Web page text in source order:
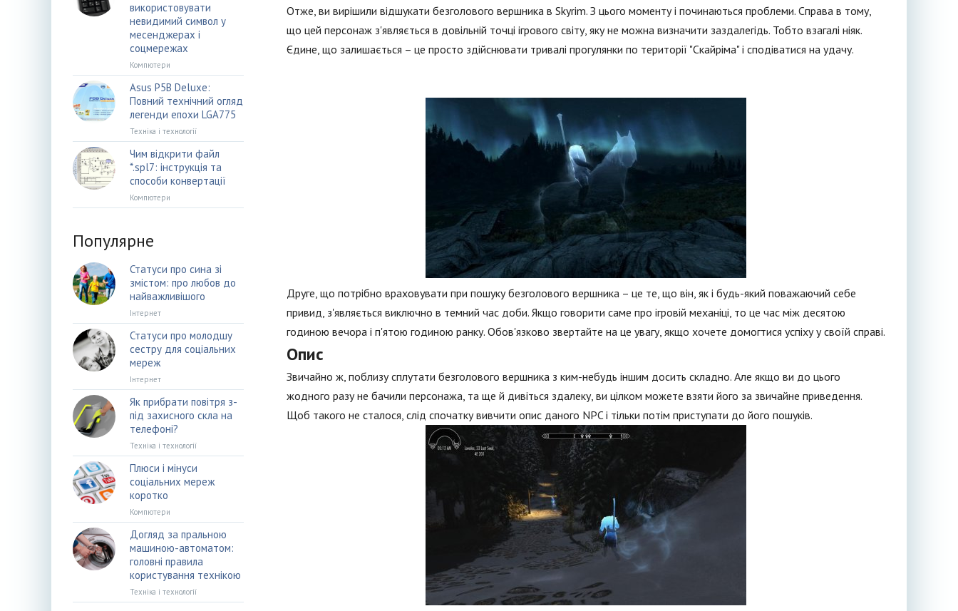
Отже, ви вирішили відшукати безголового вершника в Skyrim. З цього моменту і починаються проблеми. Справа в тому,
що цей персонаж з'являється в довільній точці ігрового світу, яку не можна визначити заздалегідь. Тобто взагалі ніяк.
Єдине, що залишається – це просто здійснювати тривалі прогулянки по території "Скайріма" і сподіватися на удачу.
Друге, що потрібно враховувати при пошуку безголового вершника – це те, що він, як і будь-який поважаючий себе
привид, з'являється виключно в темний час доби. Якщо говорити саме про ігровій механіці, то це час між десятою
годиною вечора і п'ятою годиною ранку. Обов'язково звертайте на це увагу, якщо хочете домогтися успіху у своїй справі.
Опис
Звичайно ж, поблизу сплутати безголового вершника з ким-небудь іншим досить складно. Але якщо ви до цього
жодного разу не бачили персонажа, та ще й дивіться здалеку, ви цілком можете взяти його за звичайне приведення.
Щоб такого не сталося, слід спочатку вивчити опис даного NPC і тільки потім приступати до його пошуків.
використовувати
невидимий символ у
месенджерах і
соцмережах
Компютери
Asus P5B Deluxe:
Повний технічний огляд
легенди епохи LGA775
Техніка і технології
Чим відкрити файл
*.spl7: інструкція та
способи конвертації
Компютери
Популярне
Статуси про сина зі
змістом: про любов до
найважливішого
Інтернет
Статуси про молодшу
сестру для соціальних
мереж
Інтернет
Як прибрати повітря з-
під захисного скла на
телефоні?
Техніка і технології
Плюси і мінуси
соціальних мереж
коротко
Компютери
Догляд за пральною
машиною-автоматом:
головні правила
користування технікою
Техніка і технології